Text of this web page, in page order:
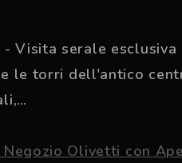
- Visita serale
le torri dell'antico